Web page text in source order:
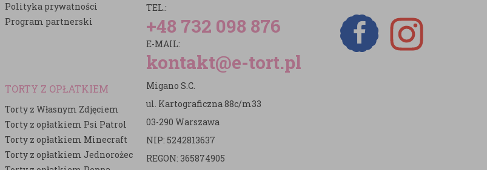
Polityka prywatności
Program partnerski
TORTY Z OPŁATKIEM
Torty z Własnym Zdjęciem
Torty z opłatkiem Psi Patrol
Torty z opłatkiem Minecraft
Torty z opłatkiem Jednorożec
TEL.:
+48 732 098 876
E-MAIL:
kontakt@e-tort.pl
Migano S.C.
ul. Kartograficzna 88c/m33
03-290 Warszawa
NIP: 5242813637
REGON: 365874905